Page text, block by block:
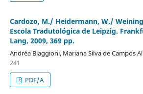
Cardozo, M./ Heidermann, W./
Escola Tradutológica de Leipzig.
Lang, 2009, 369 pp.
Andréa Biaggioni, Mariana Silva de Campos
241
PDF/A